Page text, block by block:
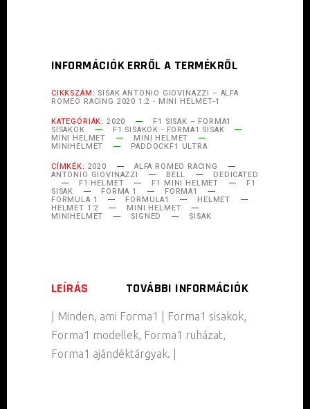
INFORMÁCIÓK ERRŐL A TERMÉKRŐL
CIKKSZÁM: SISAK ANTONIO GIOVINAZZI – ALFA
ROMEO RACING 2020 1:2 - MINI HELMET-1
KATEGÓRIÁK: 2020 F1 SISAK – FORMA1
SISAKOK F1 SISAKOK - FORMA1 SISAK
MINI HELMET MINI HELMET
MINIHELMET
PADDOCKF1 ULTRA
CÍMKÉK: 2020 ALFA ROMEO RACING
ANTONIO GIOVINAZZI BELL DEDICATED
F1 HELMET F1 MINI HELMET F1
SISAK FORMA 1 FORMA1
FORMULA 1 FORMULA1 HELMET
HELMET 1:2 MINI HELMET
MINIHELMET SIGNED SISAK
LEÍRÁS TOVÁBBI INFORMÁCIÓK
| Minden, ami Forma1 | Forma1 sisakok,
Forma1 modellek, Forma1 ruházat,
Forma1 ajándéktárgyak. |